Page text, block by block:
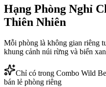
Hạng Phòng Nghỉ
Thiên Nhiên
Mỗi phòng là không gian riêng
khung cảnh núi rừng và biển
Chỉ có trong Combo Wild
bán lẻ phòng riêng